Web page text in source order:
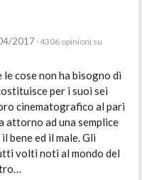
2017· 4306 opinioni su
cose non ha bisogno di
per i suoi sei
cinematografico al pari
attorno ad una semplice
bene ed il male. Gli
volti noti al mondo del
tro…